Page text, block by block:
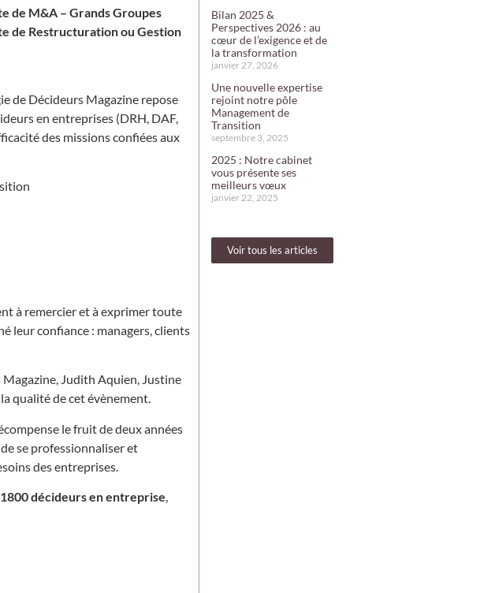
de M&A – Grands Groupes
de Restructuration ou Gestion
de Décideurs Magazine repose
en entreprises (DRH, DAF,
des missions confiées aux
à remercier et à exprimer toute
leur confiance : managers, clients
Magazine, Judith Aquien, Justine
qualité de cet évènement.
le fruit de deux années
se professionnaliser et
des entreprises.
décideurs en entreprise,
Bilan 2025 &
Perspectives 2026 : au
cœur de l’exigence et de
la transformation
janvier 27, 2026
Une nouvelle expertise
rejoint notre pôle
Management de
Transition
septembre 3, 2025
2025 : Notre cabinet
vous présente ses
meilleurs vœux
janvier 22, 2025
Voir tous les articles